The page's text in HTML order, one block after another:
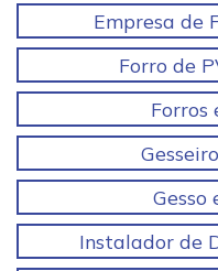
Empresa de
Forro de
Forros
Gesso
Instalador de